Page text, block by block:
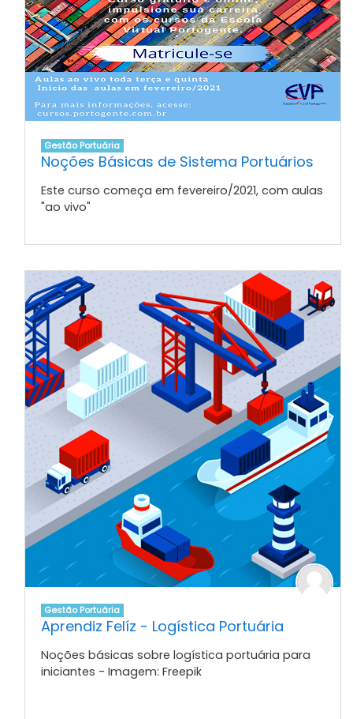
Gestão Portuária
Noções Básicas de Sistema Portuários
Este curso começa em fevereiro/2021, com aulas
"ao vivo"
Gestão Portuária
Aprendiz Felíz - Logística Portuária
Noções básicas sobre logística portuária para
iniciantes - Imagem: Freepik